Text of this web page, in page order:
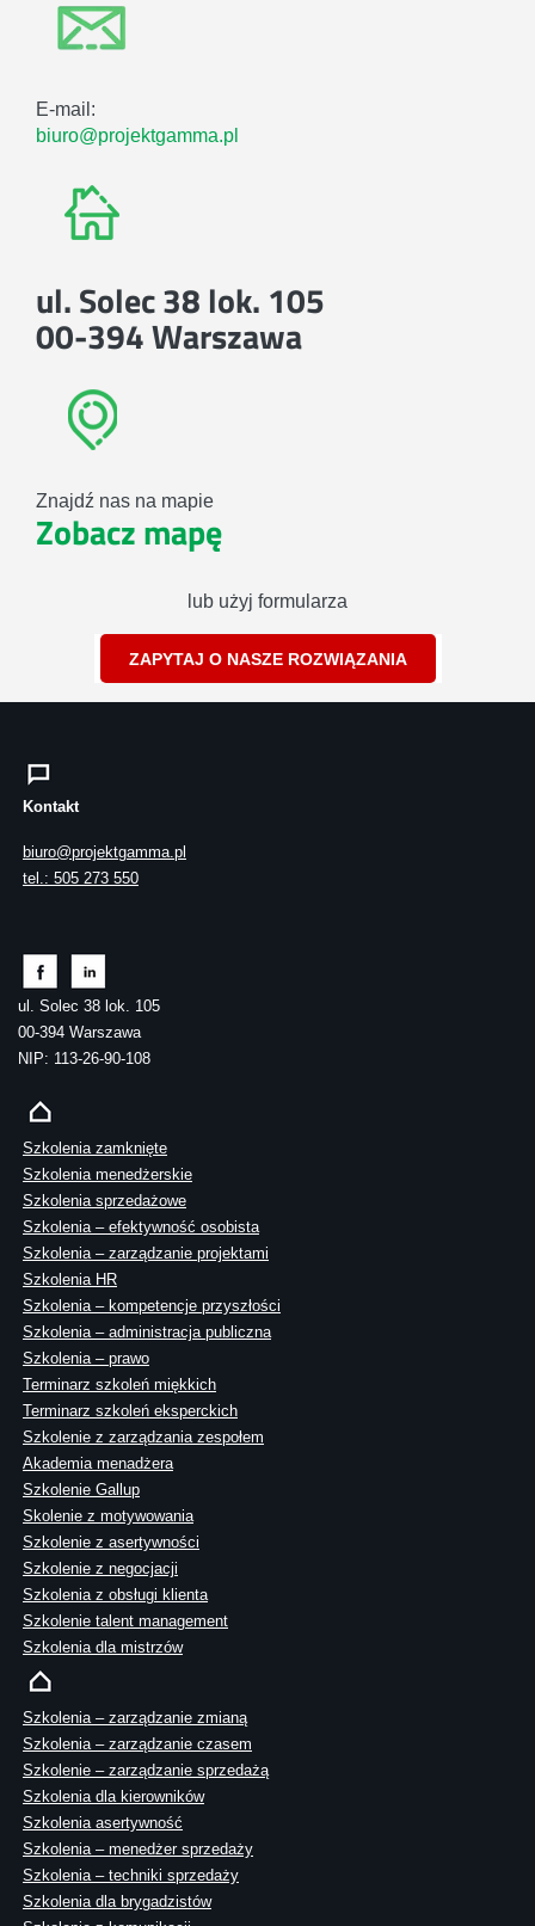
E-mail:
biuro@projektgamma.pl
ul. Solec 38 lok. 105
00-394 Warszawa
Znajdź nas na mapie
Zobacz mapę
lub użyj formularza
ZAPYTAJ O NASZE ROZWIĄZANIA
Kontakt
biuro@projektgamma.pl
tel.: 505 273 550
ul. Solec 38 lok. 105
00-394 Warszawa
NIP: 113-26-90-108
Szkolenia zamknięte
Szkolenia menedżerskie
Szkolenia sprzedażowe
Szkolenia – efektywność osobista
Szkolenia – zarządzanie projektami
Szkolenia HR
Szkolenia – kompetencje przyszłości
Szkolenia – administracja publiczna
Szkolenia – prawo
Terminarz szkoleń miękkich
Terminarz szkoleń eksperckich
Szkolenie z zarządzania zespołem
Akademia menadżera
Szkolenie Gallup
Skolenie z motywowania
Szkolenie z asertywności
Szkolenie z negocjacji
Szkolenia z obsługi klienta
Szkolenie talent management
Szkolenia dla mistrzów
Szkolenia – zarządzanie zmianą
Szkolenia – zarządzanie czasem
Szkolenie – zarządzanie sprzedażą
Szkolenia dla kierowników
Szkolenia asertywność
Szkolenia – menedżer sprzedaży
Szkolenia – techniki sprzedaży
Szkolenia dla brygadzistów